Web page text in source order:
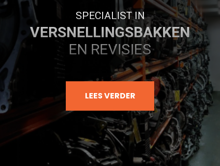
SPECIALIST IN
VERSNELLINGSBAKKEN
EN REVISIES
LEES VERDER